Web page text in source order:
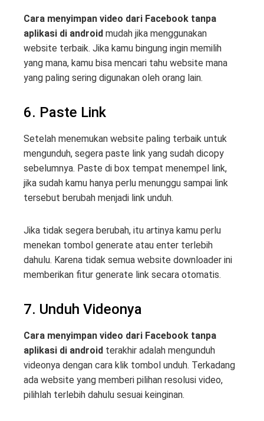
Cara menyimpan video dari Facebook tanpa
aplikasi di android mudah jika menggunakan
website terbaik. Jika kamu bingung ingin memilih
yang mana, kamu bisa mencari tahu website mana
yang paling sering digunakan oleh orang lain.
6. Paste Link
Setelah menemukan website paling terbaik untuk
mengunduh, segera paste link yang sudah dicopy
sebelumnya. Paste di box tempat menempel link,
jika sudah kamu hanya perlu menunggu sampai link
tersebut berubah menjadi link unduh.
Jika tidak segera berubah, itu artinya kamu perlu
menekan tombol generate atau enter terlebih
dahulu. Karena tidak semua website downloader ini
memberikan fitur generate link secara otomatis.
7. Unduh Videonya
Cara menyimpan video dari Facebook tanpa
aplikasi di android terakhir adalah mengunduh
videonya dengan cara klik tombol unduh. Terkadang
ada website yang memberi pilihan resolusi video,
pilihlah terlebih dahulu sesuai keinginan.